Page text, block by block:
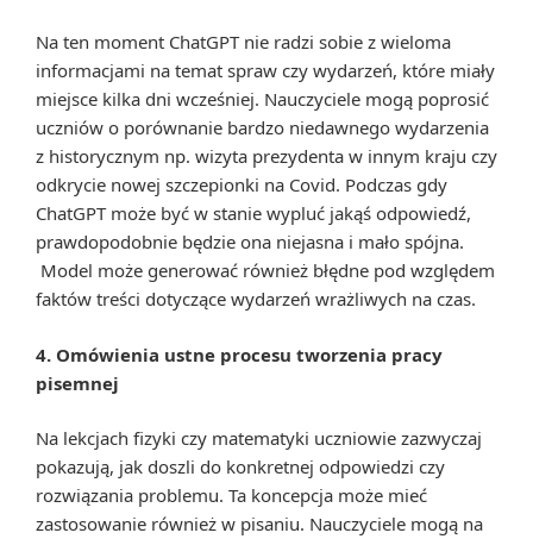
Na ten moment ChatGPT nie radzi sobie z wieloma
informacjami na temat spraw czy wydarzeń, które miały
miejsce kilka dni wcześniej. Nauczyciele mogą poprosić
uczniów o porównanie bardzo niedawnego wydarzenia
z historycznym np. wizyta prezydenta w innym kraju czy
odkrycie nowej szczepionki na Covid. Podczas gdy
ChatGPT może być w stanie wypluć jakąś odpowiedź,
prawdopodobnie będzie ona niejasna i mało spójna.
Model może generować również błędne pod względem
faktów treści dotyczące wydarzeń wrażliwych na czas.
4. Omówienia ustne procesu tworzenia pracy
pisemnej
Na lekcjach fizyki czy matematyki uczniowie zazwyczaj
pokazują, jak doszli do konkretnej odpowiedzi czy
rozwiązania problemu. Ta koncepcja może mieć
zastosowanie również w pisaniu. Nauczyciele mogą na